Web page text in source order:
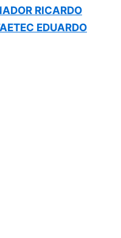
RICARDO
EDUARDO